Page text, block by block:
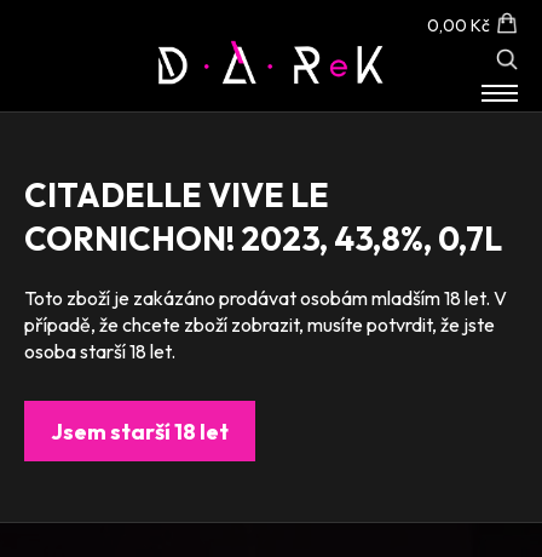
0,00 Kč
CITADELLE VIVE LE
CORNICHON! 2023, 43,8%, 0,7L
Toto zboží je zakázáno prodávat osobám mladším 18 let. V
případě, že chcete zboží zobrazit, musíte potvrdit, že jste
osoba starší 18 let.
Jsem starší 18 let